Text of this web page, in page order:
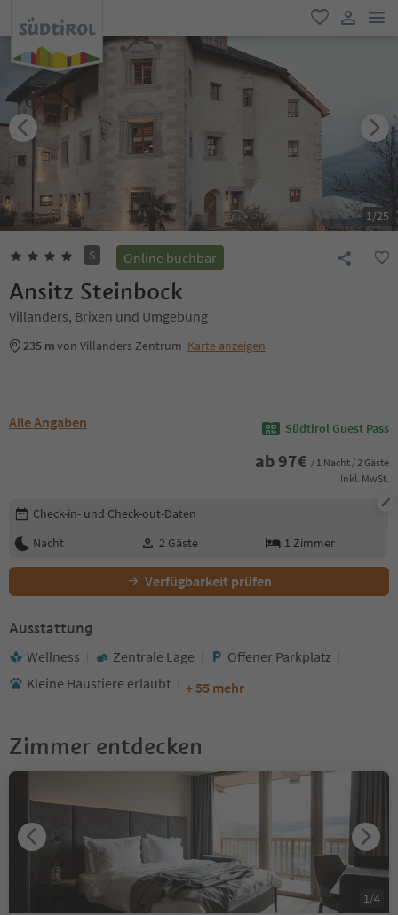
favorit
user link
1/25
S Online buchbar
Ansitz Steinbock
Villanders, Brixen und Umgebung
235 mvon Villanders Zentrum Karte anzeigen
Alle Angaben Südtirol Guest Pass
ab 97€ / 1 Nacht / 2 Gäste
Inkl. MwSt.
Buchungsdetails bearbeiten
Check-in- und Check-out-Daten
Nacht
2 Gäste 1 Zimmer
Verfügbarkeit prüfen
Ausstattung
Wellness Zentrale Lage
Offener Parkplatz
Kleine Haustiere erlaubt
+ 55 mehr
Zimmer entdecken
1 /4